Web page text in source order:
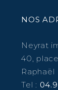
NOS
Neyrat
40,
Raphaël
Tel :